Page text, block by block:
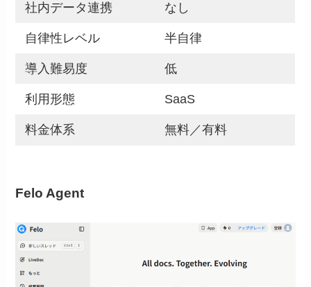
社内データ連携 なし
自律性レベル 半自律
導入難易度 低
利用形態 SaaS
料金体系 無料／有料
Felo Agent